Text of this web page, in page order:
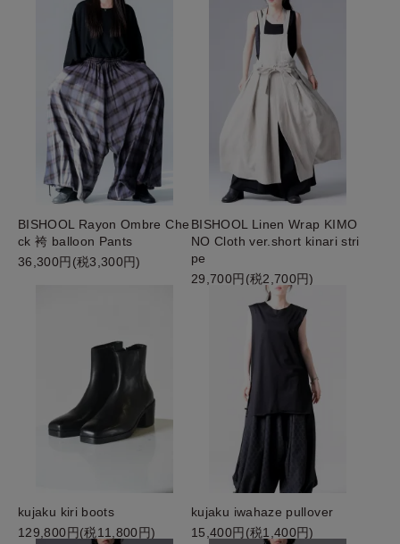
BISHOOL Rayon Ombre Che
ck 袴 balloon Pants
36,300円(税3,300円)
BISHOOL Linen Wrap KIMO
NO Cloth ver.short kinari stri
pe
29,700円(税2,700円)
kujaku kiri boots
129,800円(税11,800円)
kujaku iwahaze pullover
15,400円(税1,400円)